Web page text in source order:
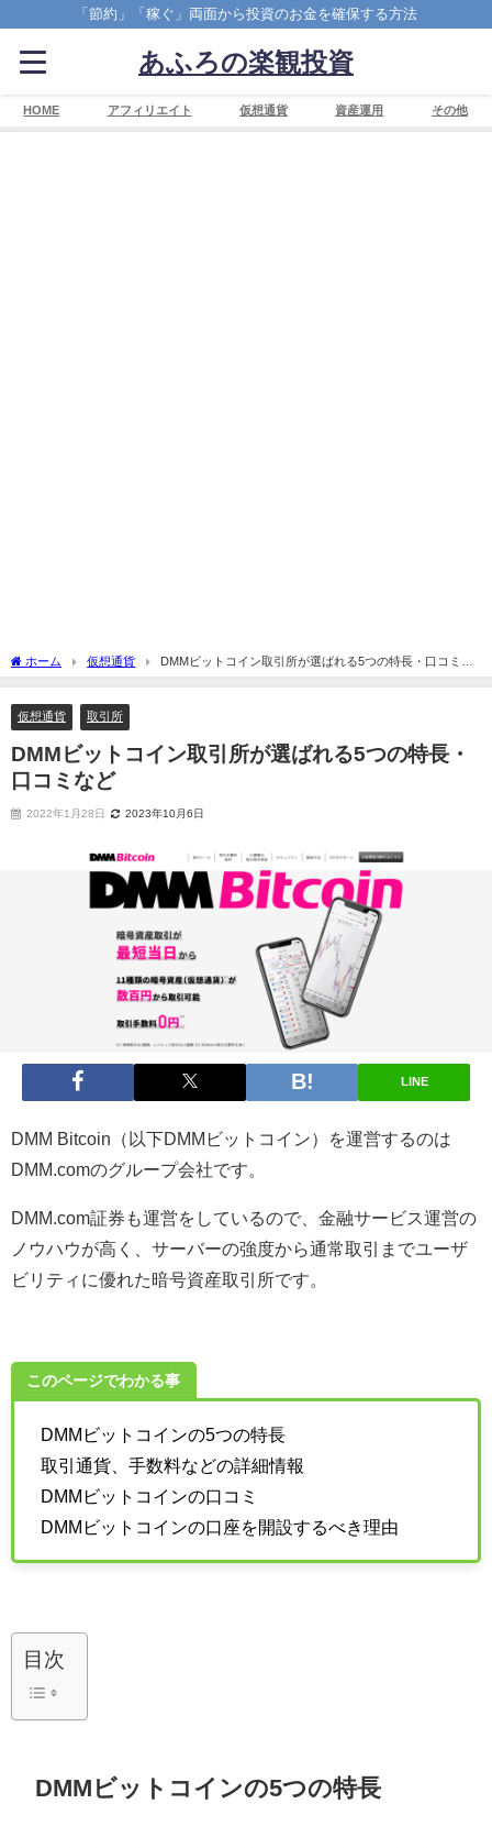
「節約」「稼ぐ」両面から投資のお金を確保する方法
あふろの楽観投資
HOME アフィリエイト 仮想通貨 資産運用 その他
ホーム 仮想通貨
DMMビットコイン取引所が選ばれる5つの特長・口コミな
ど
仮想通貨 取引所
DMMビットコイン取引所が選ばれる5つの特長・
口コミなど
2022年1月28日 2023年10月6日
LINE
DMM Bitcoin（以下DMMビットコイン）を運営するのは
DMM.comのグループ会社です。
DMM.com証券も運営をしているので、金融サービス運営の
ノウハウが高く、サーバーの強度から通常取引までユーザ
ビリティに優れた暗号資産取引所です。
このページでわかる事
DMMビットコインの5つの特長
取引通貨、手数料などの詳細情報
DMMビットコインの口コミ
DMMビットコインの口座を開設するべき理由
目次
DMMビットコインの5つの特長